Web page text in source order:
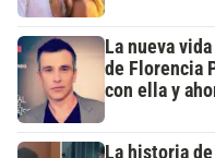
La nueva
de Florencia
con ella y
La historia